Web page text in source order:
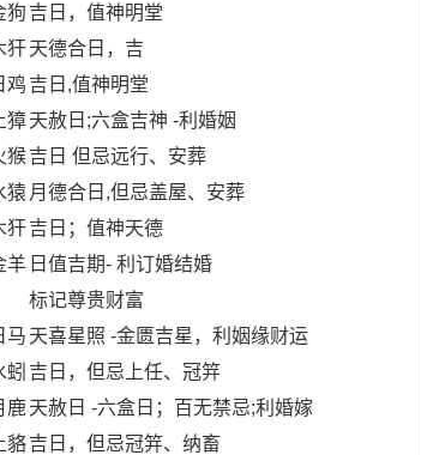
狗 吉日，值神明堂
犴天德合日，吉
鸡 吉日,值神明堂
獐天赦日;六盒吉神 -利婚姻
猴吉日 但忌远行、安葬
猿 月德合日,但忌盖屋、安葬
犴吉日；值神天德
羊 日值吉期- 利订婚结婚
标记尊贵财富
马 天喜星照 -金匮吉星，利姻缘财运
蚓 吉日，但忌上任、冠笄
鹿 天赦日 -六盒日；百无禁忌;利婚嫁
貉吉日，但忌冠笄、纳畜